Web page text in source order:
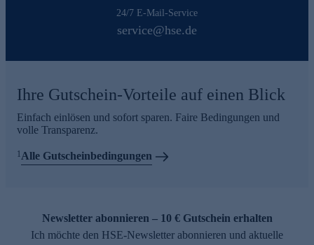
24/7 E-Mail-Service
service@hse.de
Ihre Gutschein-Vorteile auf einen Blick
Einfach einlösen und sofort sparen. Faire Bedingungen und
volle Transparenz.
1 Alle Gutscheinbedingungen
Newsletter abonnieren – 10 € Gutschein erhalten
Ich möchte den HSE-Newsletter abonnieren und aktuelle